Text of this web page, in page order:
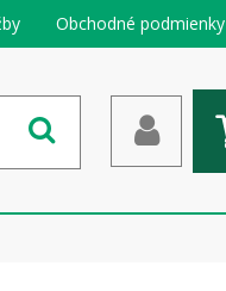
Obchodné podmienky